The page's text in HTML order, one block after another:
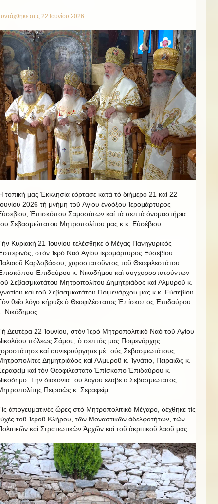
στις 22 Ιουνίου 2026
τοπική μας Ἐκκλησία ἑόρτασε κατὰ τὸ διήμερο 21 καὶ 22
2026 τὴ μνήμη τοῦ Ἁγίου ἐνδόξου Ἱερομάρτυρος
Ἐπισκόπου Σαμοσάτων καί τὰ σεπτὰ ὀνομαστήρια
Σεβασμιώτατου Μητροπολίτου μας κ.κ. Εὐσέβιου.
Κυριακὴ 21 Ἰουνίου τελέσθηκε ὁ Μέγας Πανηγυρικὸς
στόν Ἱερό Ναό Ἁγίου ἱερομάρτυρος Εὐσεβίου
Καρλοβάσου, χοροστατοῦντος τοῦ Θεοφιλεστάτου
Ἐπιδαύρου κ. Νικοδήμου καὶ συγχοροστατούντων
Σεβασμιωτάτου Μητροπολίτου Δημητριάδος καὶ Ἀλμυροῦ κ.
καὶ τοῦ Σεβασμιωτάτου Ποιμενάρχου μας κ.κ. Εὐσεβίου.
θεῖο λόγο κήρυξε ὁ Θεοφιλέστατος Ἐπίσκοπος Ἐπιδαύρου
Νικόδημος.
Δευτέρα 22 Ἰουνίου, στὸν Ἱερὸ Μητροπολιτικὸ Ναὸ τοῦ Ἁγίου
πόλεως Σάμου, ὁ σεπτός μας Ποιμενάρχης
καί συνιερούργησε μέ τούς Σεβασμιωτάτους
Δημητριάδος καὶ Ἀλμυροῦ κ. Ἰγνάτιο, Πειραιῶς κ.
καὶ τόν Θεοφιλέστατο Ἐπίσκοπο Ἐπιδαύρου κ.
Τήν διακονία τοῦ λόγου ἔλαβε ὁ Σεβασμιώτατος
Πειραιῶς κ. Σεραφείμ.
ἀπογευματινές ὧρες στὸ Μητροπολιτικὸ Μέγαρο, δέχθηκε τίς
τοῦ Ἱεροῦ Κλήρου, τῶν Μοναστικῶν ἀδελφοτήτων, τῶν
καί Στρατιωτικῶν Ἀρχῶν καί τοῦ ἀκριτικοῦ λαοῦ μας.